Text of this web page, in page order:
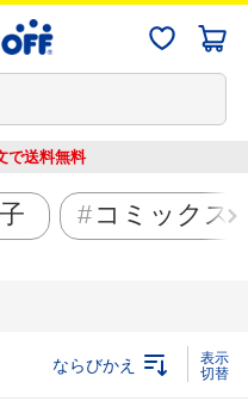
で送料無料
コミックス
ならびかえ